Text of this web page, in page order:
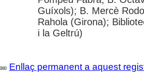
Guíxols); B. Mercè
Rahola (Girona);
i la Geltrú)
Enllaç permanent a aquest